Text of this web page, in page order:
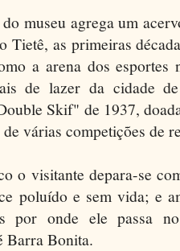
museu agrega um
Tietê, as primeiras
a arena dos esportes
de lazer da cidade
Skif" de 1937,
várias competições de
o visitante depara-se
poluído e sem vida; e
por onde ele passa
Barra Bonita.